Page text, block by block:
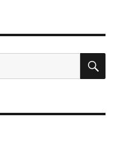
настройке
Mint
установки